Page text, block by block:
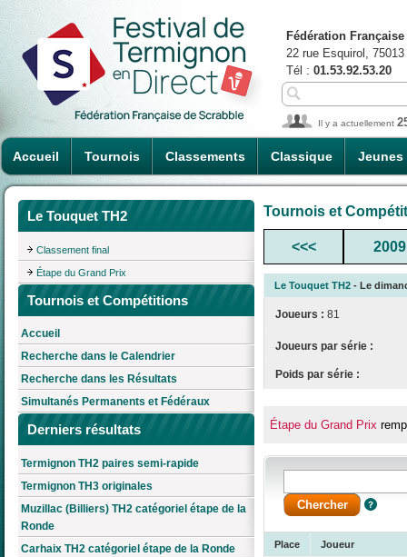
Accueil Tournois Classements Classique Jeunes
Fédération
22 rue Esquirol,
Tél : 01.53.92.53.20
Il y a actuellement
Le Touquet TH2
Classement final
Étape du Grand Prix
Tournois et Compétitions
Accueil
Recherche dans le Calendrier
Recherche dans les Résultats
Simultanés Permanents et Fédéraux
Derniers résultats
Termignon TH2 paires semi-rapide
Termignon TH3 originales
Muzillac (Billiers) TH2 catégoriel étape de la
Ronde
Carhaix TH2 catégoriel étape de la Ronde
Tournois et
<<< 2009
Le Touquet TH2 - Le
Joueurs : 81
Joueurs par série :
Poids par série :
Étape du Grand Prix
Place Joueur